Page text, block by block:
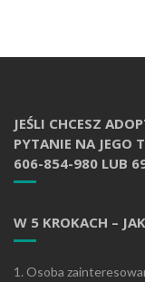
JEŚLI CHCESZ
PYTANIE NA JEGO
606-854-980 LUB
W 5 KROKACH –
1. Osoba